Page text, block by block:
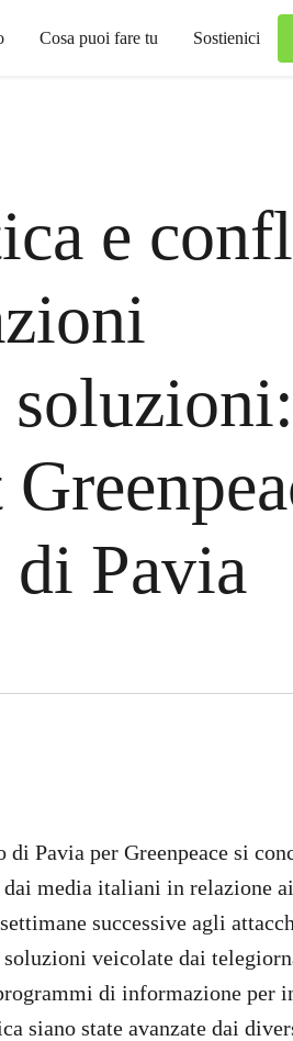
Cosa puoi fare tu Sostienici
e
di Pavia
Pavia per Greenpeace si
media italiani in relazione
successive agli
veicolate dai
di informazione per
siano state avanzate dai